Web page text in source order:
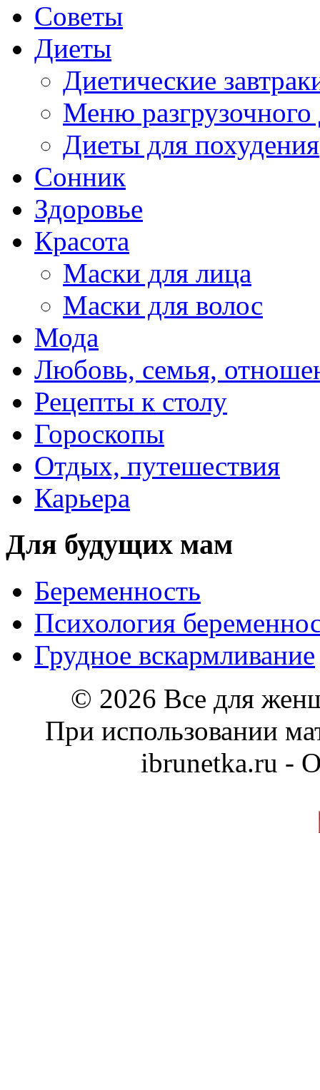
Советы
Диеты
Диетические
Меню разгрузочного
Диеты для похудения
Сонник
Здоровье
Красота
Маски для лица
Маски для волос
Мода
Любовь, семья,
Рецепты к столу
Гороскопы
Отдых, путешествия
Карьера
Для будущих мам
Беременность
Психология
Грудное вскармливание
© 2026 Все для
При использовании
ibrunetka.ru